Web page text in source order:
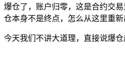
爆仓了，账户归零，这是合约交
仓本身不是终点，怎么从这里重新
今天我们不讲大道理，直接说爆仓